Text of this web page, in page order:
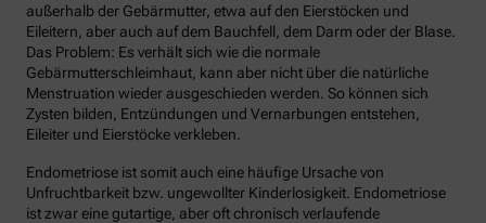
außerhalb der Gebärmutter, etwa auf den Eierstöcken und
Eileitern, aber auch auf dem Bauchfell, dem Darm oder der Blase.
Das Problem: Es verhält sich wie die normale
Gebärmutterschleimhaut, kann aber nicht über die natürliche
Menstruation wieder ausgeschieden werden. So können sich
Zysten bilden, Entzündungen und Vernarbungen entstehen,
Eileiter und Eierstöcke verkleben.
Endometriose ist somit auch eine häufige Ursache von
Unfruchtbarkeit bzw. ungewollter Kinderlosigkeit. Endometriose
ist zwar eine gutartige, aber oft chronisch verlaufende